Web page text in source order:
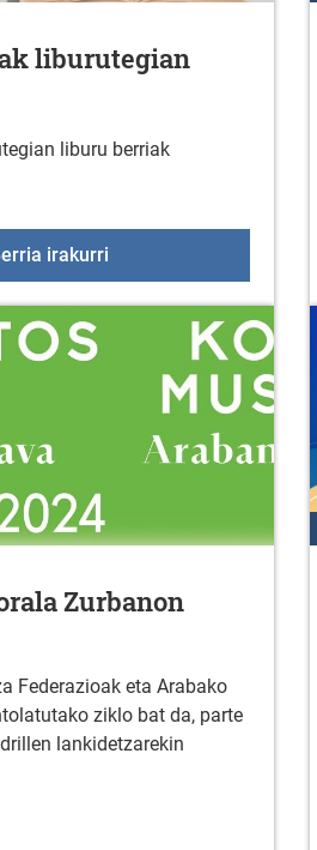
liburutegian
liburu berriak
irakurriLiburu berriak
Zurbanon
Federazioak eta Arabako
ziklo bat da, parte
lankidetzarekin